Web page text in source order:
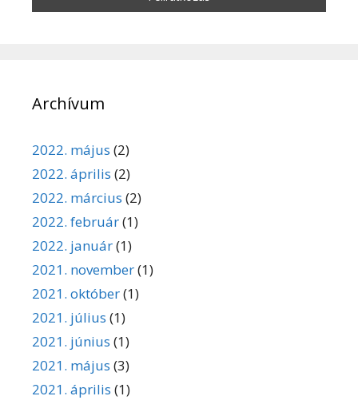
Archívum
2022. május (2)
2022. április (2)
2022. március (2)
2022. február(1)
2022. január(1)
2021. november(1)
2021. október(1)
2021. július (1)
2021. június (1)
2021. május (3)
2021. április (1)